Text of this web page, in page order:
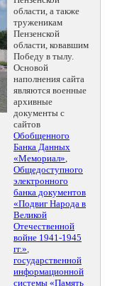
области, а также
труженикам
Пензенской
области, ковавшим
Победу в тылу.
Основой
наполнения сайта
являются военные
архивные
документы с
сайтов
Обобщенного
Банка Данных
«Мемориал»,
Общедоступного
электронного
банка документов
«Подвиг Народа в
Великой
Отечественной
войне 1941-1945
гг.»,
государственной
информационной
системы «Память